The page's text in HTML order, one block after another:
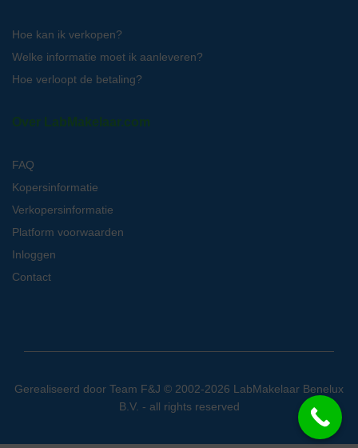
Hoe kan ik verkopen?
Welke informatie moet ik aanleveren?
Hoe verloopt de betaling?
Over LabMakelaar.com
FAQ
Kopersinformatie
Verkopersinformatie
Platform voorwaarden
Inloggen
Contact
Gerealiseerd door Team F&J © 2002-2026 LabMakelaar Benelux
B.V. - all rights reserved